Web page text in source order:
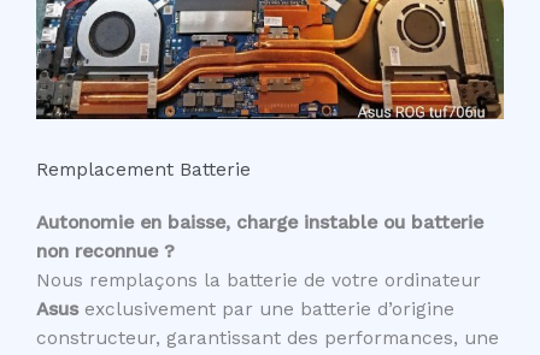
Remplacement Batterie
Autonomie en baisse, charge instable ou batterie
non reconnue ?
Nous remplaçons la batterie de votre ordinateur
Asusexclusivement par une batterie d’origine
constructeur, garantissant des performances, une